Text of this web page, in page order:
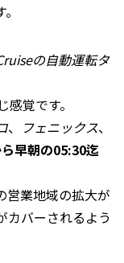
の自動運転タ
覚です。
、 フェニックス、
早朝の05:30迄
営業地域の拡大が
カバーされるよう